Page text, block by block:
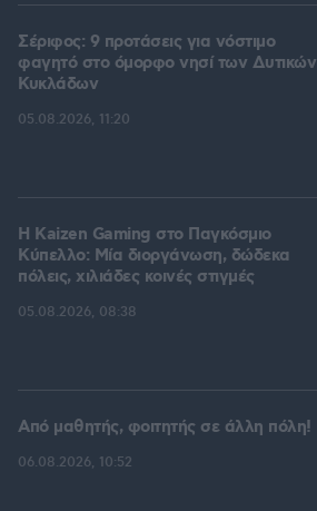
Σέριφος: 9 προτάσεις για νόστιμο
φαγητό στο όμορφο νησί των Δυτικών
Κυκλάδων
05.08.2026, 11:20
H Kaizen Gaming στο Παγκόσμιο
Kύπελλο: Μία διοργάνωση, δώδεκα
πόλεις, χιλιάδες κοινές στιγμές
05.08.2026, 08:38
Από μαθητής, φοιτητής σε άλλη πόλη!
06.08.2026, 10:52